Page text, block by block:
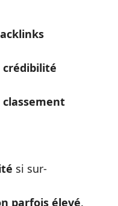
crédibilité
si sur-
parfois élevé.